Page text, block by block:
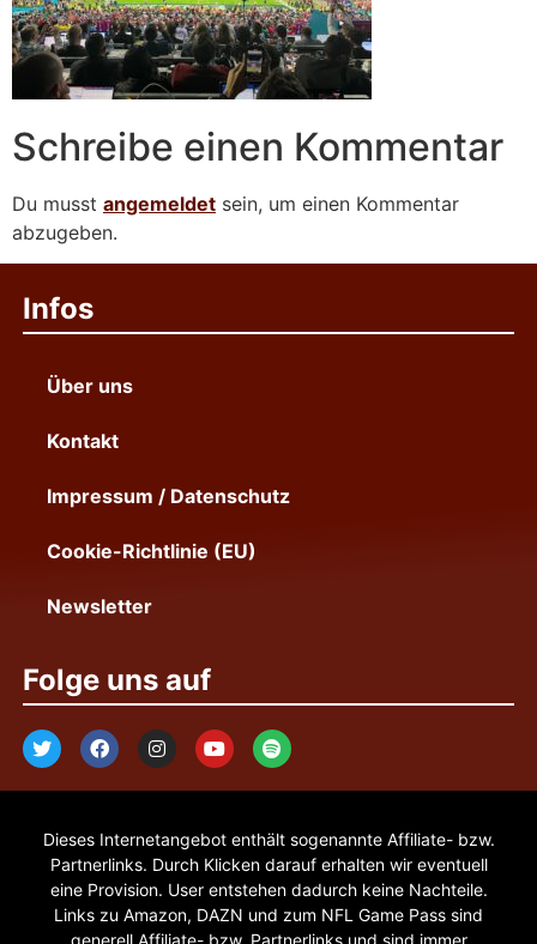
Schreibe einen Kommentar
Du musst angemeldet sein, um einen Kommentar
abzugeben.
Infos
Über uns
Kontakt
Impressum / Datenschutz
Cookie-Richtlinie (EU)
Newsletter
Folge uns auf
Dieses Internetangebot enthält sogenannte Affiliate- bzw.
Partnerlinks. Durch Klicken darauf erhalten wir eventuell
eine Provision. User entstehen dadurch keine Nachteile.
Links zu Amazon, DAZN und zum NFL Game Pass sind
generell Affiliate- bzw. Partnerlinks und sind immer